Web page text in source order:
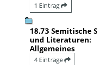
1 Eintrag
18.73 Semitische
und Literaturen:
Allgemeines
4 Einträge